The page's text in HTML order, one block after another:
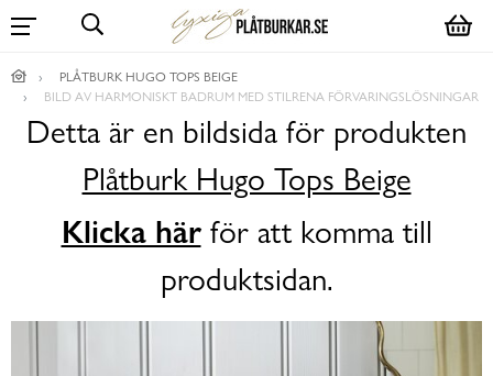
PLÅTBURK HUGO TOPS BEIGE
BILD AV HARMONISKT BADRUM MED STILRENA FÖRVARINGSLÖSNINGAR
Detta är en bildsida för produkten
Plåtburk Hugo Tops Beige
Klicka härför att komma till
produktsidan.